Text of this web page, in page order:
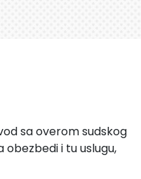
sa overom sudskog
i tu uslugu,